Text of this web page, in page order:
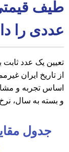
طیف
عددی را
تعیین یک عدد ثابت
از تاریخ ایران
اساس تجربه و
و بسته به سال،
جدول